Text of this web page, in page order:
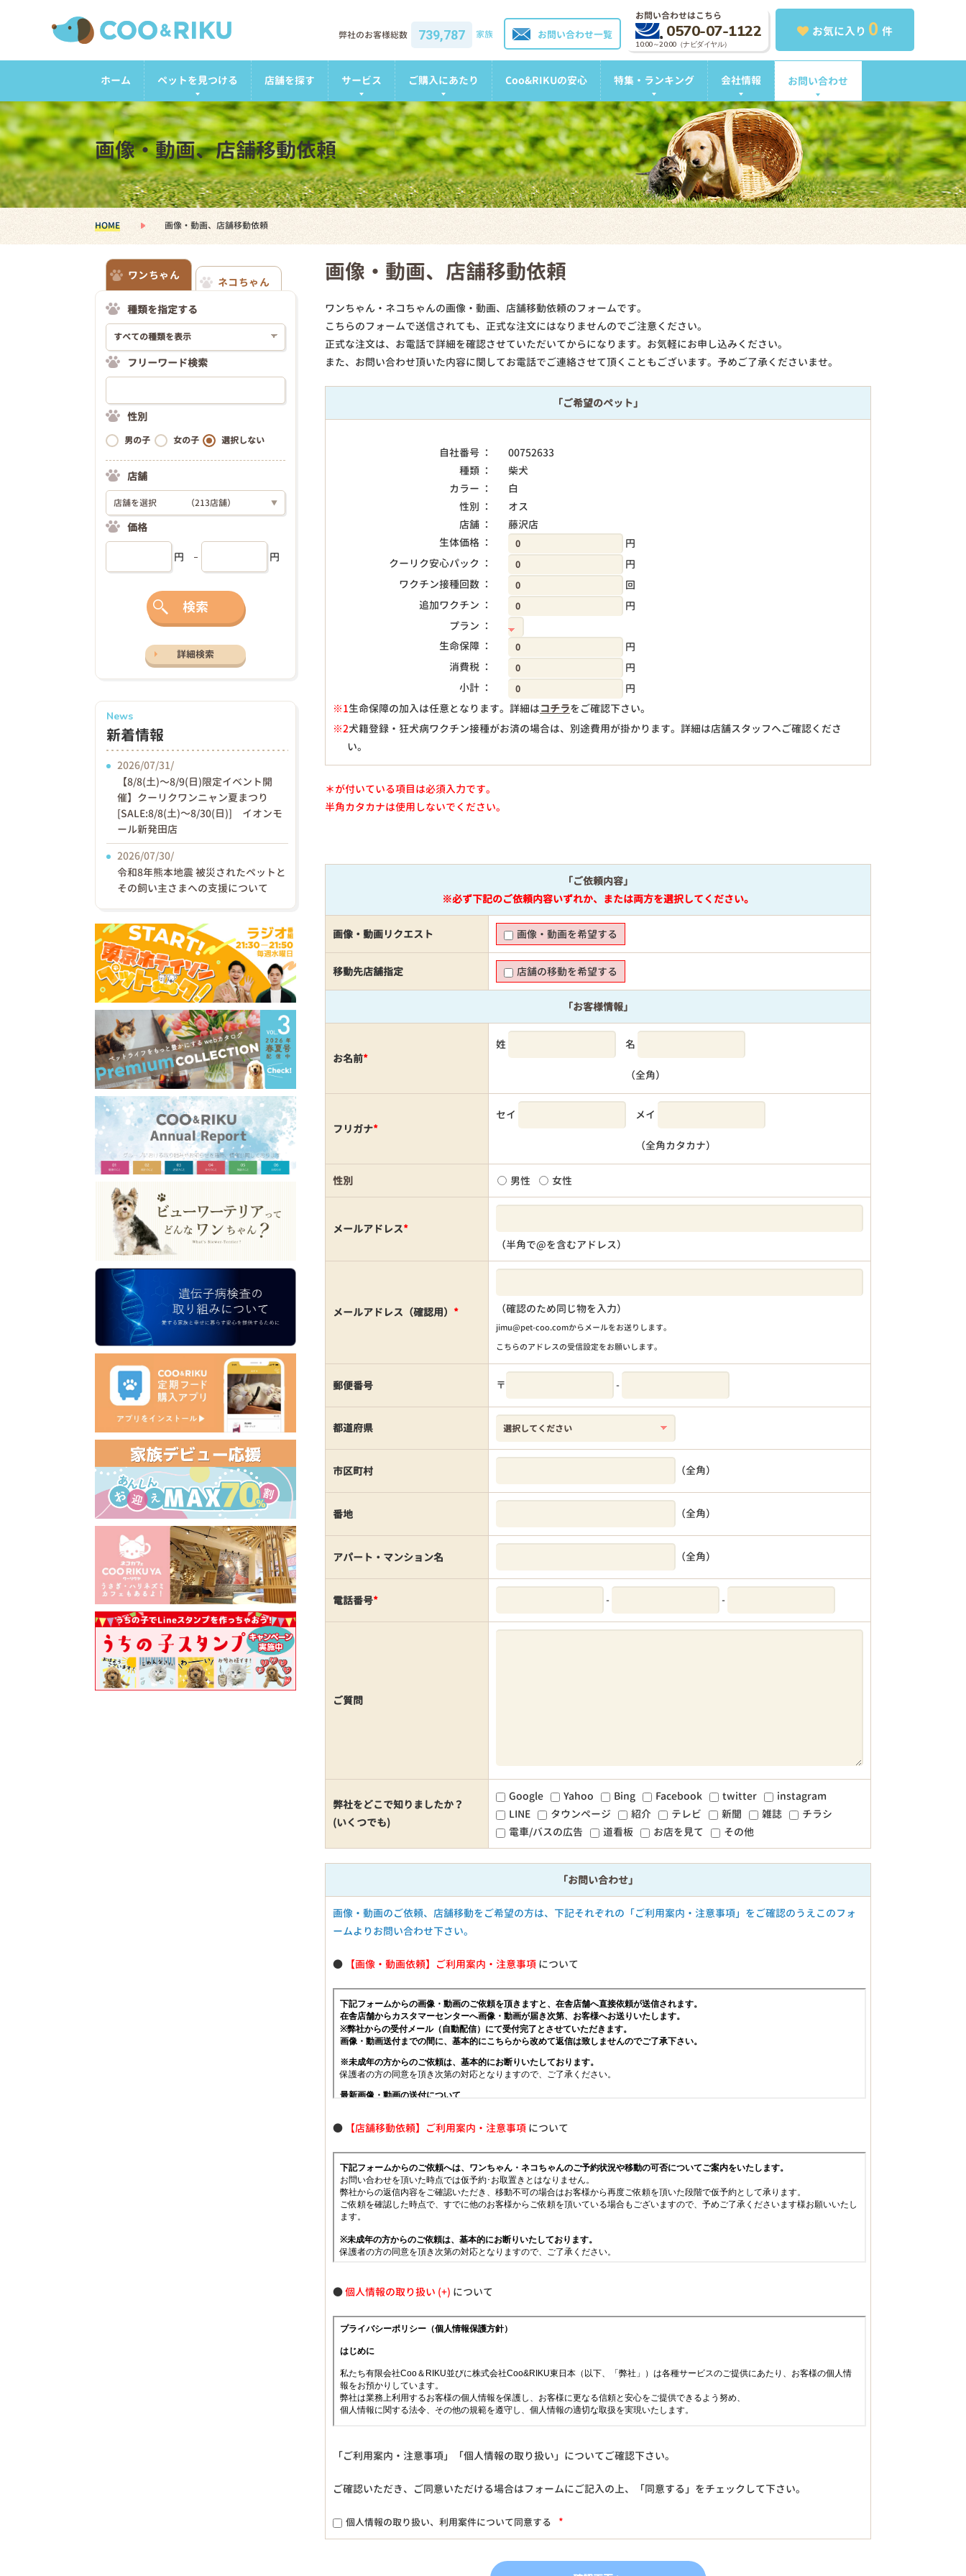
お気に入り 0 件
お問い合わせはこちら
0570-07-1122
10:00～20:00（ナビダイヤル）
お問い合わせ一覧
弊社のお客様総数 739,787 家族
ホーム ペットを見つける 店舗を探す サービス ご購入にあたり Coo&RIKUの安心 特集・ランキング 会社情報 お問い合わせ
画像・動画、店舗移動依頼
HOME 画像・動画、店舗移動依頼
画像・動画、店舗移動依頼
ワンちゃん・ネコちゃんの画像・動画、店舗移動依頼のフォームです。
こちらのフォームで送信されても、正式な注文にはなりませんのでご注意ください。
正式な注文は、お電話で詳細を確認させていただいてからになります。お気軽にお申し込みください。
また、お問い合わせ頂いた内容に関してお電話でご連絡させて頂くこともございます。予めご了承くださいませ。
「ご希望のペット」
自社番号 ：
00752633
種類 ：
柴犬
カラー ：
白
性別 ：
オス
店舗 ：
藤沢店
生体価格 ：
円
クーリク安心パック ：
円
ワクチン接種回数 ：
回
追加ワクチン ：
円
プラン ：
生命保障 ：
円
消費税 ：
円
小計 ：
円
※1生命保障の加入は任意となります。詳細はコチラをご確認下さい。
※2犬籍登録・狂犬病ワクチン接種がお済の場合は、別途費用が掛かります。詳細は店舗スタッフへご確認くださ
い。
円
＊が付いている項目は必須入力です。
半角カタカナは使用しないでください。
「ご依頼内容」
※必ず下記のご依頼内容いずれか、または両方を選択してください。
画像・動画リクエスト 画像・動画を希望する
移動先店舗指定 店舗の移動を希望する
「お客様情報」
お名前*
姓 名
（全角）
フリガナ*
セイ メイ
（全角カタカナ）
性別 男性 女性
メールアドレス*
（半角で@を含むアドレス）
メールアドレス（確認用） * （確認のため同じ物を入力）
jimu@pet-coo.comからメールをお送りします。
こちらのアドレスの受信設定をお願いします。
郵便番号 〒 -
都道府県
市区町村 （全角）
番地 （全角）
アパート・マンション名 （全角）
電話番号* - -
ご質問
弊社をどこで知りましたか？
(いくつでも)
Google Yahoo Bing Facebook twitter
instagram
LINE
タウンページ 紹介 テレビ 新聞 雑誌
チラシ
電車/バスの広告
道看板 お店を見て その他
「お問い合わせ」
画像・動画のご依頼、店舗移動をご希望の方は、下記それぞれの「ご利用案内・注意事項」をご確認のうえこのフォ
ームよりお問い合わせ下さい。
● 【画像・動画依頼】ご利用案内・注意事項 について
● 【店舗移動依頼】ご利用案内・注意事項 について
●個人情報の取り扱い について
「ご利用案内・注意事項」「個人情報の取り扱い」についてご確認下さい。
ご確認いただき、ご同意いただける場合はフォームにご記入の上、「同意する」をチェックして下さい。
個人情報の取り扱い、利用案件について同意する *
ワンちゃん
ネコちゃん
種類を指定する
フリーワード検索
性別
男の子 女の子 選択しない
店舗
店舗を選択 （213店舗） ▼
価格
円 円
検索
詳細検索
News
新着情報
2026/07/31/
【8/8(土)〜8/9(日)限定イベント開
催】クーリクワンニャン夏まつり
[SALE:8/8(土)～8/30(日)] イオンモ
ール新発田店
2026/07/30/
令和8年熊本地震 被災されたペットと
その飼い主さまへの支援について